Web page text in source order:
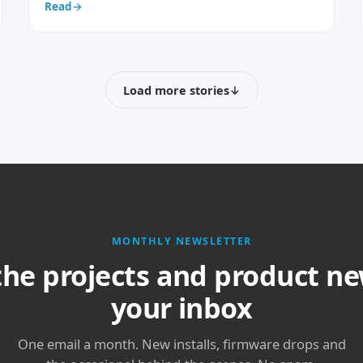
Read→
Load more stories↓
MONTHLY NEWSLETTER
projects and product
your inbox
One email a month. New installs, firmware drops and